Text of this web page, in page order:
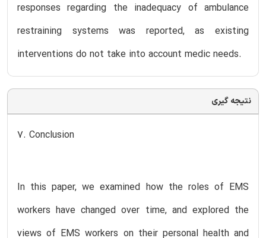
responses regarding the inadequacy of ambulance
restraining systems was reported, as existing
interventions do not take into account medic needs.
نتیجه گیری
7. Conclusion
In this paper, we examined how the roles of EMS
workers have changed over time, and explored the
views of EMS workers on their personal health and